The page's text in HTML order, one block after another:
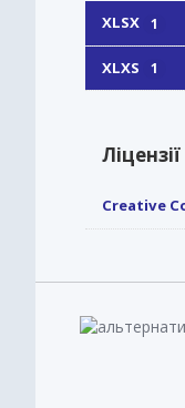
XLSX 1
XLXS 1
Ліцензії
Creative